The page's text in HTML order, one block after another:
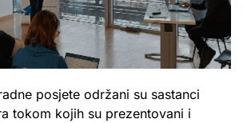
posjete održani su sastanci
tokom kojih su prezentovani i